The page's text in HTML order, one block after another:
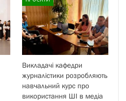
Викладачі кафедри
журналістики розробляють
навчальний курс про
використання ШІ в медіа